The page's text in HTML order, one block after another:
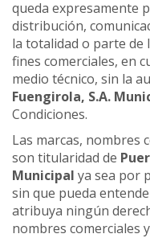
queda expresamente
distribución,
la totalidad o parte de
fines comerciales, en
medio técnico, sin la
Fuengirola, S.A.
Condiciones.
Las marcas, nombres
son titularidad de
Municipal ya sea por
sin que pueda
atribuya ningún
nombres comerciales